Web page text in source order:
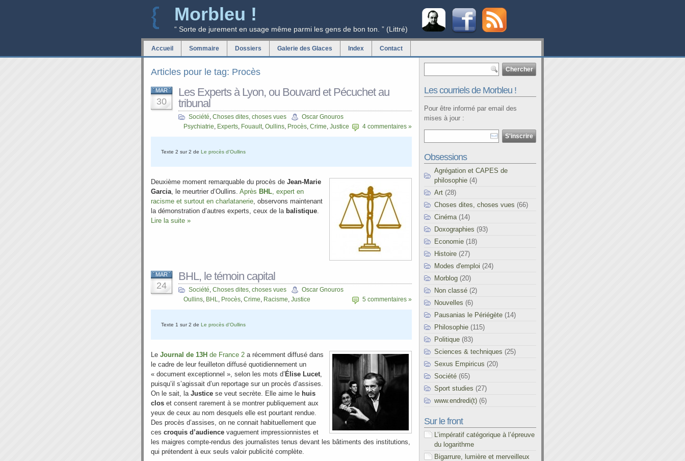
Morbleu !
“ Sorte de jurement en usage même parmi les gens de bon ton. ” (Littré)
Accueil Sommaire Dossiers Galerie des Glaces Index Contact
Articles pour le tag: Procès
MAR
30
Les Experts à Lyon, ou Bouvard et Pécuchet au
tribunal
Société, Choses dites, choses vues
Oscar Gnouros
Psychiatrie, Experts, Fouault, Oullins, Procès, Crime, Justice 4 commentaires »
Texte 2 sur 2 de Le procès d'Oullins
Deuxième moment remarquable du procès de Jean-Marie
Garcia, le meurtrier d’Oullins. Après BHL, expert en
racisme et surtout en charlatanerie, observons maintenant
la démonstration d’autres experts, ceux de la balistique.
Lire la suite »
MAR
24
BHL, le témoin capital
Société, Choses dites, choses vues
Oscar Gnouros
Oullins, BHL, Procès, Crime, Racisme, Justice 5 commentaires »
Texte 1 sur 2 de Le procès d'Oullins
Le Journal de 13H de France 2 a récemment diffusé dans
le cadre de leur feuilleton diffusé quotidiennement un
« document exceptionnel », selon les mots d’ Élise Lucet,
puisqu’il s’agissait d’un reportage sur un procès d’assises.
On le sait, la Justice se veut secrète. Elle aime le huis
clos et consent rarement à se montrer publiquement aux
yeux de ceux au nom desquels elle est pourtant rendue.
Des procès d’assises, on ne connait habituellement que
ces croquis d’audience vaguement impressionnistes et
les maigres compte-rendus des journalistes tenus devant les bâtiments des institutions,
qui prétendent à eux seuls valoir publicité complète.
Les courriels de Morbleu !
Pour être informé par email des
mises à jour :
Obsessions
Agrégation et CAPES de
philosophie (4)
Art (28)
Choses dites, choses vues (66)
Cinéma (14)
Doxographies (93)
Economie (18)
Histoire (27)
Modes d'emploi (24)
Morblog (20)
Non classé (2)
Nouvelles (6)
Pausanias le Périégète (14)
Philosophie (115)
Politique (83)
Sciences & techniques (25)
Sexus Empiricus (20)
Société (65)
Sport studies (27)
www.endredi(t) (6)
Sur le front
L’impératif catégorique à l’épreuve
du logarithme
Bigarrure, lumière et merveilleux